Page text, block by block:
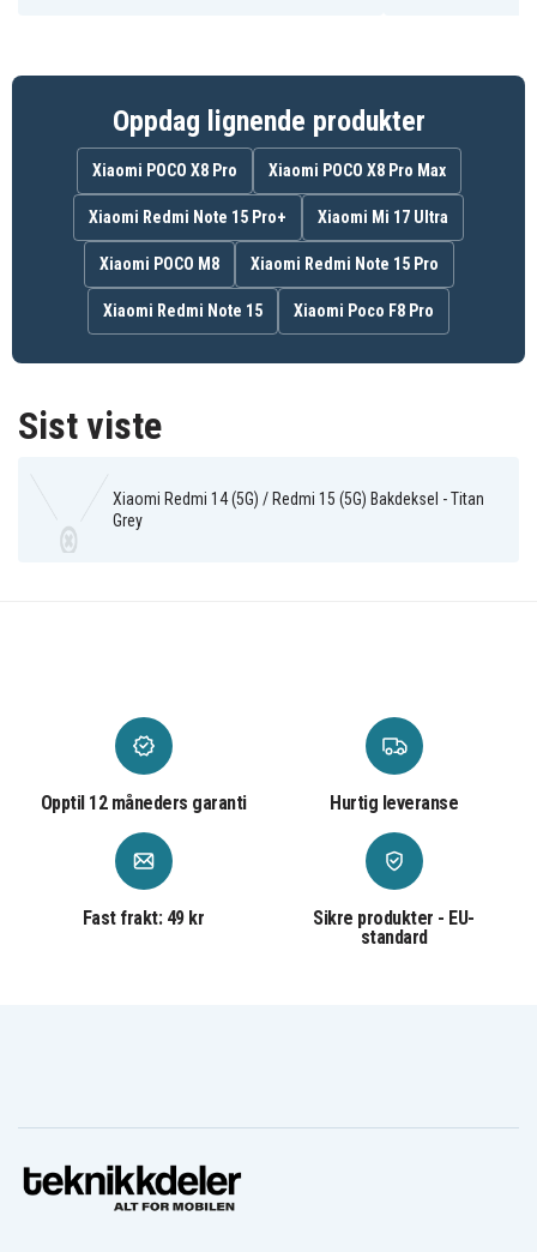
Oppdag lignende produkter
Xiaomi POCO X8 Pro Xiaomi POCO X8 Pro Max
Xiaomi Redmi Note 15 Pro+ Xiaomi Mi 17 Ultra
Xiaomi POCO M8 Xiaomi Redmi Note 15 Pro
Xiaomi Redmi Note 15 Xiaomi Poco F8 Pro
Sist viste
Xiaomi Redmi 14 (5G) / Redmi 15 (5G) Bakdeksel - Titan
Grey
Opptil 12 måneders garanti Hurtig leveranse
Fast frakt: 49 kr
Sikre produkter - EU-
standard